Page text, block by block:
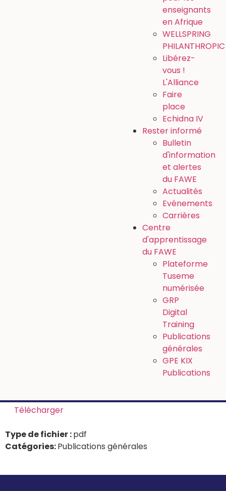
enseignants
en Afrique
WELLSPRING
Libérez-
vous !
L'Alliance
Faire
place
Echidna IV
Rester informé
Bulletin
d'information
et alertes
du FAWE
Actualités
Evénements
Carrières
Centre
d'apprentissage
du FAWE
Plateforme
Tuseme
numérisée
GRP
Digital
Training
Publications
générales
GPE KIX
Publications
Télécharger
Type de fichier :pdf
Catégories:Publications générales